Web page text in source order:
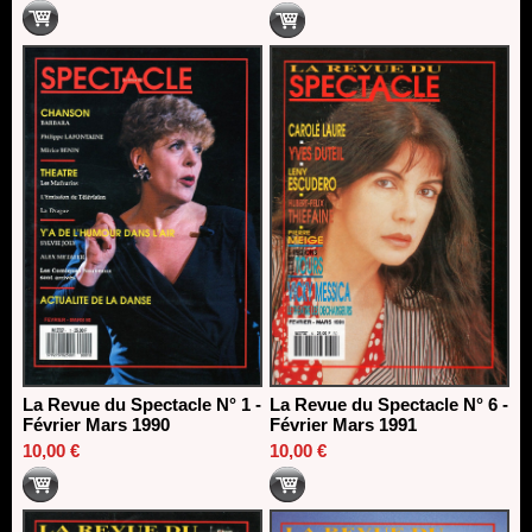
La Revue du Spectacle N° 1 -
Février Mars 1990
10,00 €
La Revue du Spectacle N° 6 -
Février Mars 1991
10,00 €